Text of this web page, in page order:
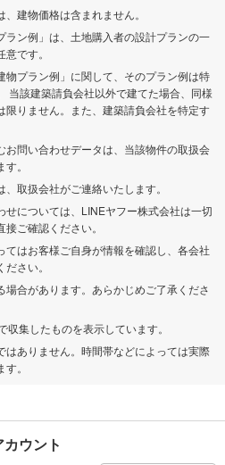
建物価格は含まれません。
ラン例」は、土地購入者の設計プランの一
です。
物プラン例」に関して、そのプラン例は特
当該建築請負会社以外で建てた場合、同様
限りません。また、建築請負会社を特定す
お問い合わせデータは、当該物件の取扱会
。
取扱会社がご連絡いたします。
については、LINEヤフー株式会社は一切
ご確認ください。
はお客様ご自身が情報を確認し、各会社
さい。
合があります。あらかじめご了承くださ
集したものを表示しています。
はありません。時間帯などによっては実際
。
ウント